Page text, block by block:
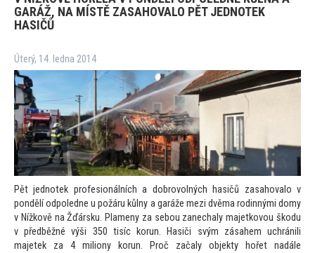
GARÁŽ, NA MÍSTĚ ZASAHOVALO PĚT JEDNOTEK
HASIČŮ
Úterý, 14. ledna 2014
Pět jednotek profesionálních a dobrovolných hasičů zasahovalo v
pondělí odpoledne u požáru kůlny a garáže mezi dvěma rodinnými domy
v Nížkově na Žďársku. Plameny za sebou zanechaly majetkovou škodu
v předběžné výši 350 tisíc korun. Hasiči svým zásahem uchránili
majetek za 4 miliony korun. Proč začaly objekty hořet nadále